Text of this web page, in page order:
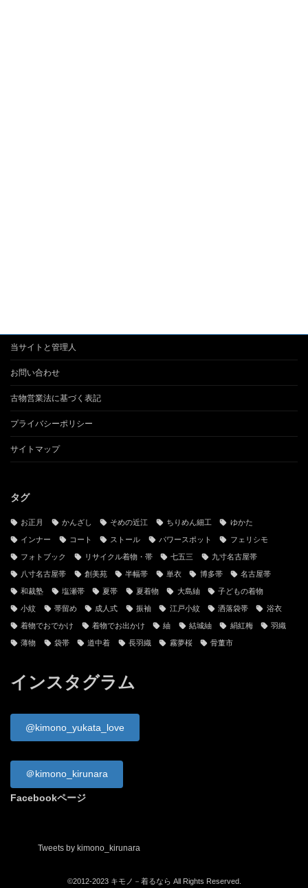
当サイトと管理人
お問い合わせ
古物営業法に基づく表記
プライバシーポリシー
サイトマップ
タグ
お正月 かんざし そめの近江 ちりめん細工 ゆかた
インナー コート ストール パワースポット フェリシモ
フォトブック リサイクル着物・帯 七五三 九寸名古屋帯
八寸名古屋帯 創美苑 半幅帯 単衣 博多帯 名古屋帯
和裁塾 塩瀬帯 夏帯 夏着物 大島紬 子どもの着物
小紋 帯留め 成人式 振袖 江戸小紋 洒落袋帯 浴衣
着物でおでかけ 着物でお出かけ 紬 結城紬 絹紅梅 羽織
薄物 袋帯 道中着 長羽織 霧夢桜 骨董市
インスタグラム
@kimono_yukata_love
＠kimono_kirunara
Facebookページ
Tweets by kimono_kirunara
©2012-2023 キモノ－着るなら All Rights Reserved.